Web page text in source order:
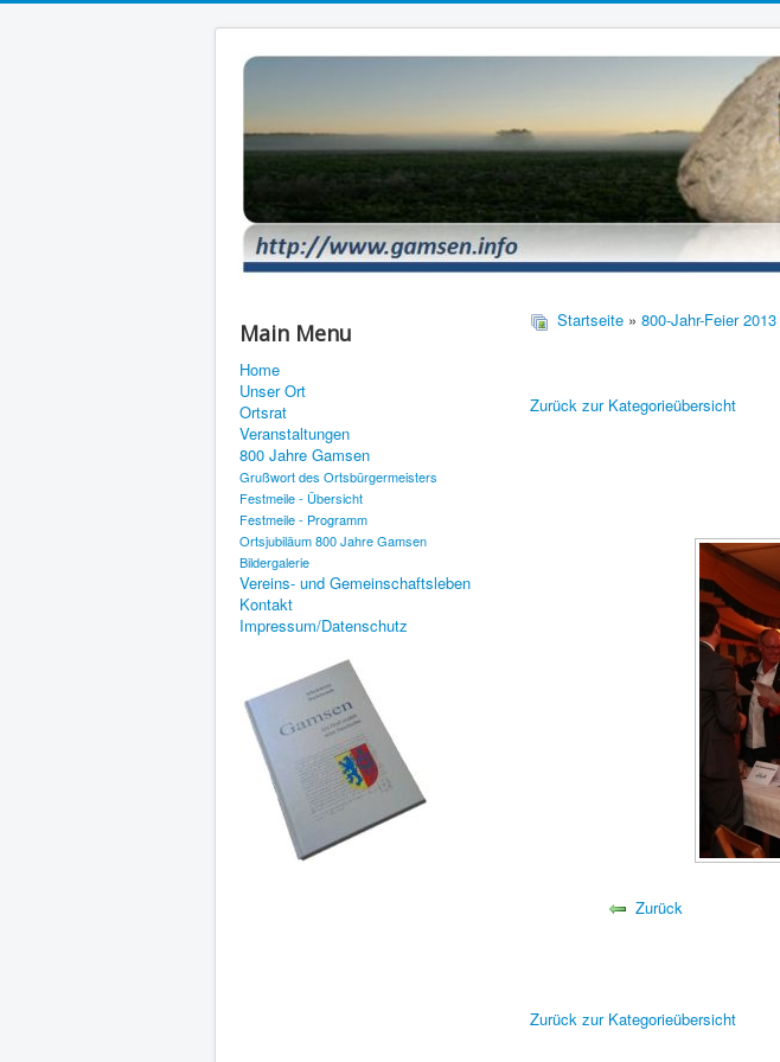
Main Menu
Home
Unser Ort
Ortsrat
Veranstaltungen
800 Jahre Gamsen
Grußwort des Ortsbürgermeisters
Festmeile - Übersicht
Festmeile - Programm
Ortsjubiläum 800 Jahre Gamsen
Bildergalerie
Vereins- und Gemeinschaftsleben
Kontakt
Impressum/Datenschutz
Startseite » 800-Jahr-Feier 2013
Zurück zur Kategorieübersicht
Zurück
Zurück zur Kategorieübersicht